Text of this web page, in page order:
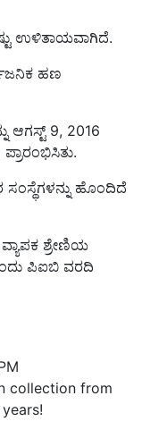
ಉಳಿತಾಯವಾಗಿದೆ.
ಹಣ
ಆಗಸ್ಟ್ 9, 2016
ಸಂಸ್ಥೆಗಳನ್ನು ಹೊಂದಿದೆ
ವ್ಯಾಪಕ ಶ್ರೇಣಿಯ
ಪಿಐಬಿ ವರದಿ
collection from